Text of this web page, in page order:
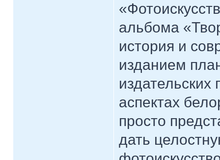
альбома
история и
изданием
издательских
аспектах
просто
дать